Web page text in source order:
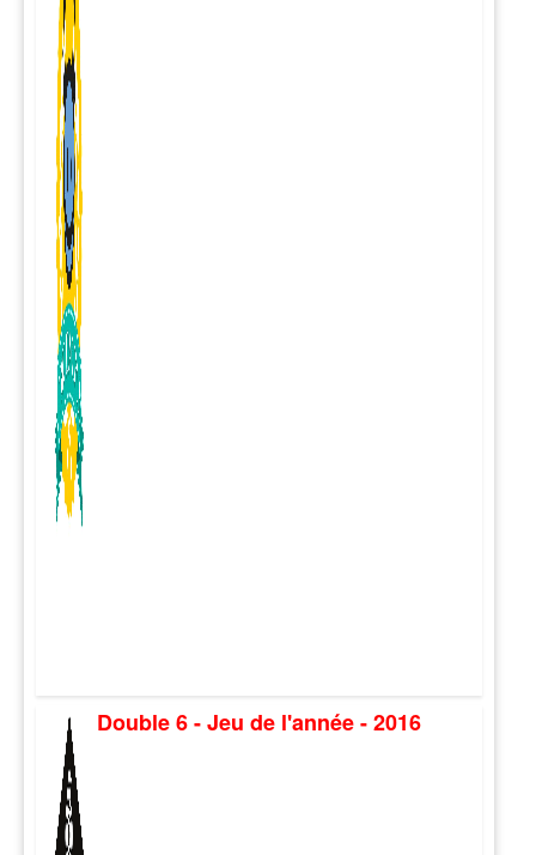
Double 6 - Jeu de l'année - 2016